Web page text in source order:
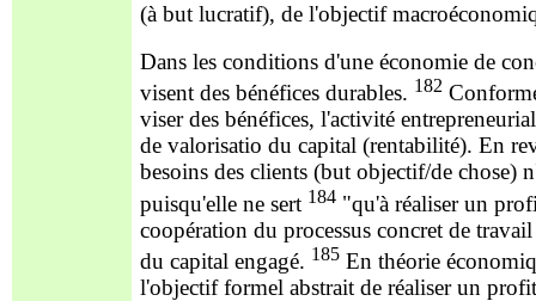
(à but lucratif), de l'objectif
Dans les conditions d'une économie de
visent des bénéfices durables. 182
viser des bénéfices, l'activité
de valorisatio du capital (rentabilité). En
besoins des clients (but objectif/de chose)
puisqu'elle ne sert 184 "qu'à réaliser un
coopération du processus concret de
du capital engagé. 185 En théorie
l'objectif formel abstrait de réaliser un